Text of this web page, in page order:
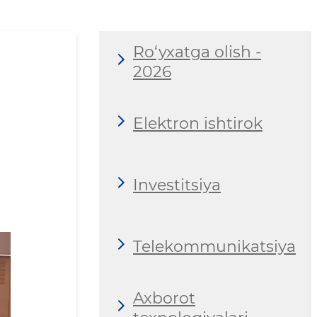
Ro‘yxatga olish -
2026
Elektron ishtirok
Investitsiya
Telekommunikatsiya
Axborot